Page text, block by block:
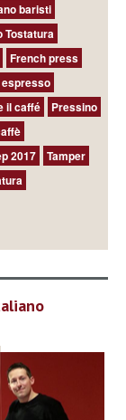
baristi
Tostatura
French press
il caffé
Pressino
2017
Tamper